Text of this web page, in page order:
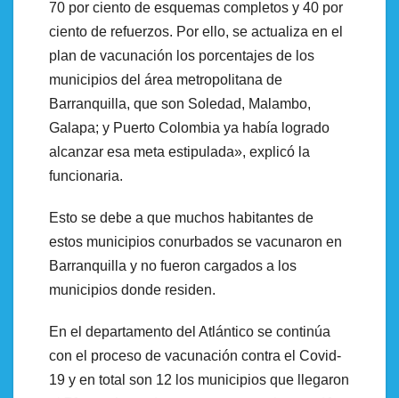
70 por ciento de esquemas completos y 40 por
ciento de refuerzos. Por ello, se actualiza en el
plan de vacunación los porcentajes de los
municipios del área metropolitana de
Barranquilla, que son Soledad, Malambo,
Galapa; y Puerto Colombia ya había logrado
alcanzar esa meta estipulada», explicó la
funcionaria.
Esto se debe a que muchos habitantes de
estos municipios conurbados se vacunaron en
Barranquilla y no fueron cargados a los
municipios donde residen.
En el departamento del Atlántico se continúa
con el proceso de vacunación contra el Covid-
19 y en total son 12 los municipios que llegaron